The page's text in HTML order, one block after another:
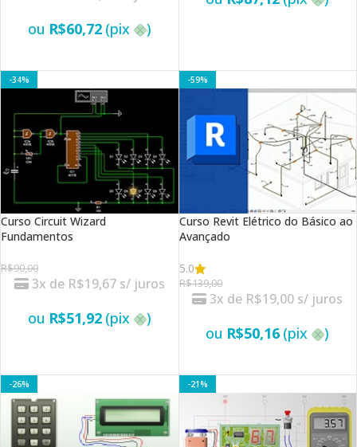
ou R$60,72 (pix )
-34%
Curso Circuit Wizard
Fundamentos
R$90,00
3x de R$19,67 s/ juros
ou R$51,92 (pix )
-59%
Curso Revit Elétrico do Básico ao
Avançado
5.0
R$139,00
3x de R$19,00 s/ juros
ou R$50,16 (pix )
-26% -21%